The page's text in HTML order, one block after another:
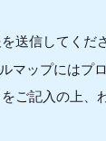
送信してくだ
マップにはプ
記入の上、